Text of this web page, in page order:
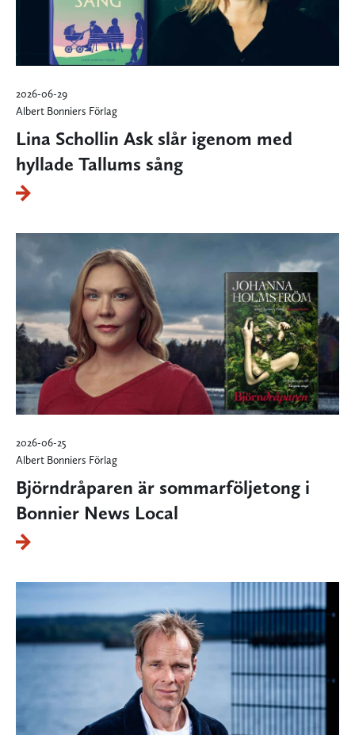
2026-06-29
Albert Bonniers Förlag
Lina Schollin Ask slår igenom med
hyllade Tallums sång
2026-06-25
Albert Bonniers Förlag
Björndråparen är sommarföljetong i
Bonnier News Local